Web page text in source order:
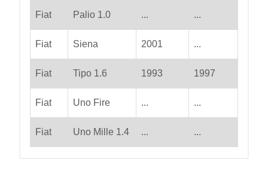
Fiat Palio 1.0 ... ...
Fiat Siena 2001 ...
Fiat Tipo 1.6 1993 1997
Fiat Uno Fire ... ...
Fiat Uno Mille 1.4 ... ...